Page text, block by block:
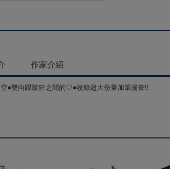
作家介紹
●雙向跟蹤狂之間的♡●收錄超大份量加筆漫畫!!